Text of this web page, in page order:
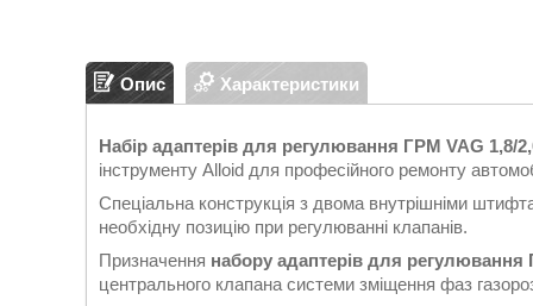
Опис Характеристики
Набір адаптерів для регулювання ГРМ VAG 1,8/
інструменту Alloid для професійного ремонту
Спеціальна конструкція з двома внутрішніми
необхідну позицію при регулюванні клапанів.
Призначення набору адаптерів для
центрального клапана системи зміщення фаз